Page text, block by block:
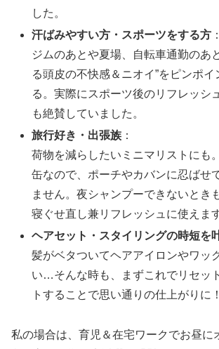
した。
汗ばみやすい方・スポーツをする方 ：
ジムのあとや夏場、自転車通勤のあ
る頭皮の不快感＆ニオイ”をピンポ
る。実際にスポーツ後のリフレッシ
も絶賛していました。
旅行好き・出張族 ：
荷物を減らしたいミニマリストにも
缶なので、ポーチやカバンに忍ばせ
ません。夜シャンプーできないとき
寝ぐせ直し兼リフレッシュに使えます
ヘアセット・スタイリングの時短を
髪がベタついてヘアアイロンやワッ
い…そんな時も、まずこれでリセッ
トすることで思い通りの仕上がりに！
私の場合は、育児＆在宅ワークでお昼に